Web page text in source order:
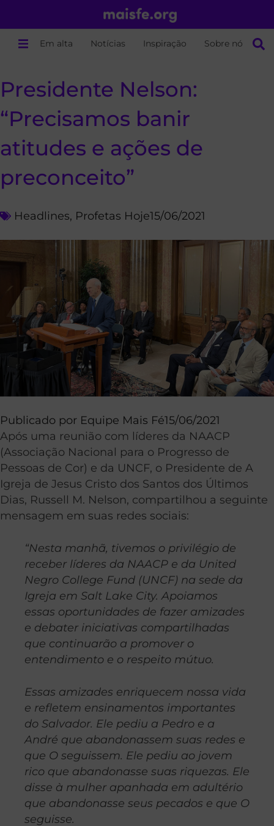
Em alta Notícias Inspiração Sobre nós
Presidente Nelson:
“Precisamos banir
atitudes e ações de
preconceito”
Headlines, Profetas Hoje15/06/2021
Publicado por Equipe Mais Fé15/06/2021
Após uma reunião com líderes da NAACP
(Associação Nacional para o Progresso de
Pessoas de Cor) e da UNCF, o Presidente de A
Igreja de Jesus Cristo dos Santos dos Últimos
Dias, Russell M. Nelson, compartilhou a seguinte
mensagem em suas redes sociais:
“Nesta manhã, tivemos o privilégio de
receber líderes da NAACP e da United
Negro College Fund (UNCF) na sede da
Igreja em Salt Lake City. Apoiamos
essas oportunidades de fazer amizades
e debater iniciativas compartilhadas
que continuarão a promover o
entendimento e o respeito mútuo.
Essas amizades enriquecem nossa vida
e refletem ensinamentos importantes
do Salvador. Ele pediu a Pedro e a
André que abandonassem suas redes e
que O seguissem. Ele pediu ao jovem
rico que abandonasse suas riquezas. Ele
disse à mulher apanhada em adultério
que abandonasse seus pecados e que O
seguisse.